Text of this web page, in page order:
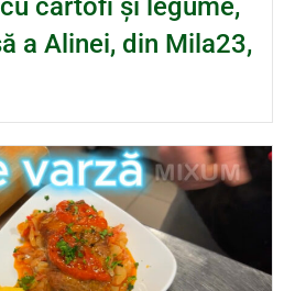
cartofi și legume,
a Alinei, din Mila23,